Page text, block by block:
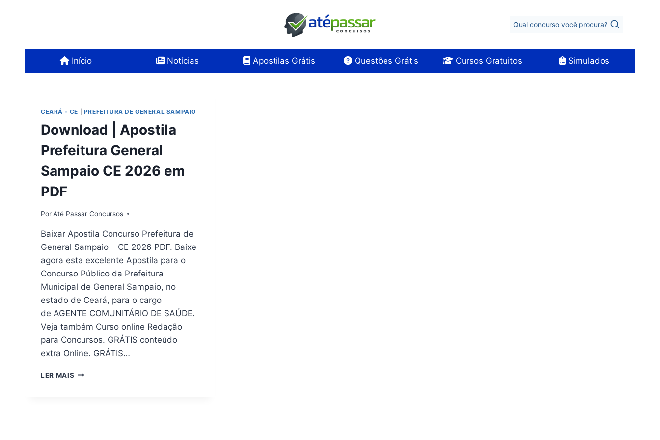
Qual concurso você procura?
Início Notícias Apostilas Grátis Questões Grátis Cursos Gratuitos Simulados
CEARÁ - CE PREFEITURA DE GENERAL SAMPAIO
Download | Apostila
Prefeitura General
Sampaio CE 2026 em
PDF
PorAté Passar Concursos
Baixar Apostila Concurso Prefeitura de
General Sampaio – CE 2026 PDF. Baixe
agora esta excelente Apostila para o
Concurso Público da Prefeitura
Municipal de General Sampaio, no
estado de Ceará, para o cargo
de AGENTE COMUNITÁRIO DE SAÚDE.
Veja também Curso online Redação
para Concursos. GRÁTIS conteúdo
extra Online. GRÁTIS…
LER MAIS DOWNLOAD